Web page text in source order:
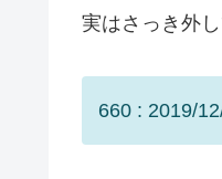
実はさっき外
660 : 2019/